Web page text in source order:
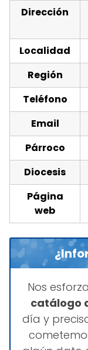
Dirección
Localidad
Región
Teléfono
Email
Párroco
Diocesis
Página
web
Nos
catálogo
día y